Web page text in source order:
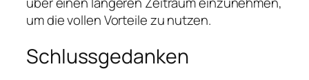
um die vollen Vorteile zu nutzen.
Schlussgedanken